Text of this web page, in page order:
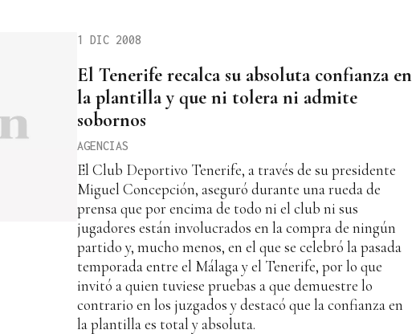
1 DIC 2008
El Tenerife recalca su absoluta confianza en
la plantilla y que ni tolera ni admite
sobornos
AGENCIAS
El Club Deportivo Tenerife, a través de su presidente
Miguel Concepción, aseguró durante una rueda de
prensa que por encima de todo ni el club ni sus
jugadores están involucrados en la compra de ningún
partido y, mucho menos, en el que se celebró la pasada
temporada entre el Málaga y el Tenerife, por lo que
invitó a quien tuviese pruebas a que demuestre lo
contrario en los juzgados y destacó que la confianza en
la plantilla es total y absoluta.